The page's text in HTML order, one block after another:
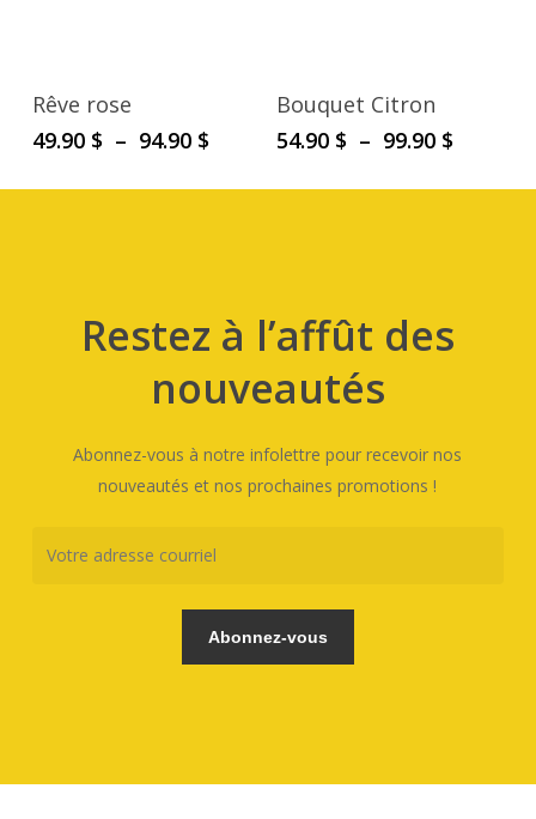
Rêve rose
49.90 $ – 94.90 $Plage
prix :
Bouquet Citron
54.90 $ – 99.90 $
prix :
Restez à l’affût des
nouveautés
Abonnez-vous à notre infolettre pour recevoir nos
nouveautés et nos prochaines promotions !